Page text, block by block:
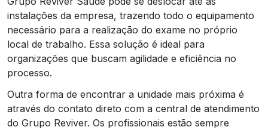
instalações da empresa, trazendo todo o equipamento
necessário para a realização do exame no próprio
local de trabalho. Essa solução é ideal para
organizações que buscam agilidade e eficiência no
processo.
Outra forma de encontrar a unidade mais próxima é
através do contato direto com a central de atendimento
do Grupo Reviver. Os profissionais estão sempre